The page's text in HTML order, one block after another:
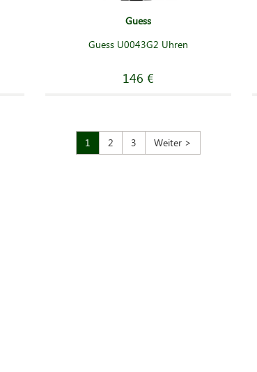
Guess
Guess U0043G2 Uhren
146 €
1 2 3 Weiter >